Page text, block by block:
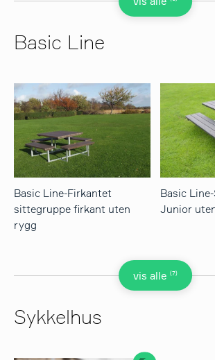
Basic Line
vis alle (7)
Basic Line-Firkantet
sittegruppe firkant uten
rygg
Basic
Junior
Sykkelhus